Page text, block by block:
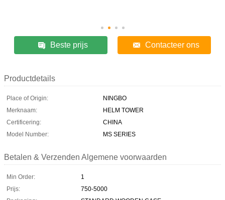
Beste prijs Contacteer ons
Productdetails
Place of Origin:
NINGBO
Merknaam:
HELM TOWER
Certificering:
CHINA
Model Number:
MS SERIES
Betalen & Verzenden Algemene voorwaarden
Min Order:
1
Prijs:
750-5000